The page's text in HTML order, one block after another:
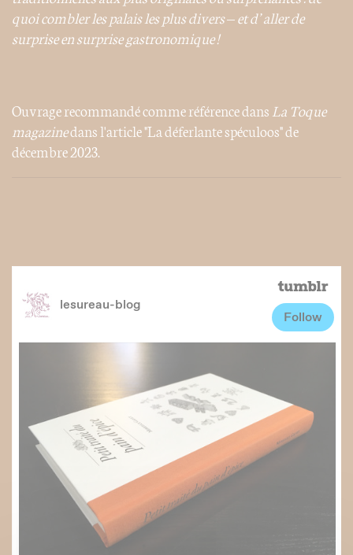
quoi combler les palais les plus divers – et d’aller de
surprise en surprise gastronomique !
Ouvrage recommandé comme référence dans La Toque
magazinedans l'article "La déferlante spéculoos" de
décembre 2023.